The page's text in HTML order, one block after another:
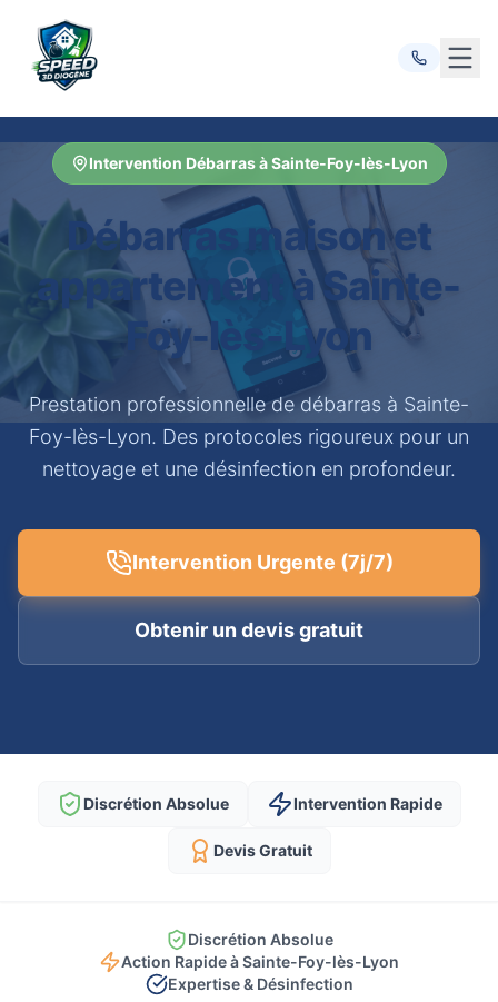
Intervention Débarras à Sainte-Foy-lès-Lyon
Débarras maison et
appartement à Sainte-
Foy-lès-Lyon
Prestation professionnelle de débarras à Sainte-
Foy-lès-Lyon. Des protocoles rigoureux pour un
nettoyage et une désinfection en profondeur.
Intervention Urgente (7j/7)
Obtenir un devis gratuit
Discrétion Absolue Intervention Rapide
Devis Gratuit
Discrétion Absolue
Action Rapide à Sainte-Foy-lès-Lyon
Expertise & Désinfection